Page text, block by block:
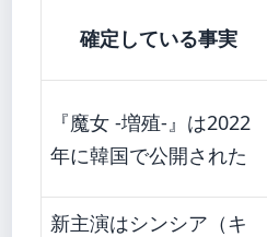
確定している事実
『魔女 -増殖-』は2022
年に韓国で公開された
新主演はシンシア（キ